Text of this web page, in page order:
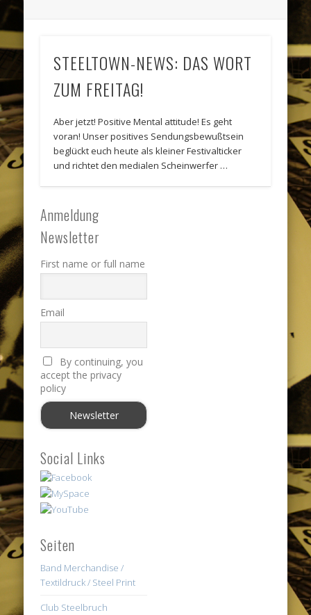
STEELTOWN-NEWS: DAS WORT
ZUM FREITAG!
Aber jetzt! Positive Mental attitude! Es geht
voran! Unser positives Sendungsbewußtsein
beglückt euch heute als kleiner Festivalticker
und richtet den medialen Scheinwerfer …
Anmeldung
Newsletter
First name or full name
Email
By continuing, you
accept the privacy
policy
Social Links
Seiten
Band Merchandise /
Textildruck / Steel Print
Club Steelbruch